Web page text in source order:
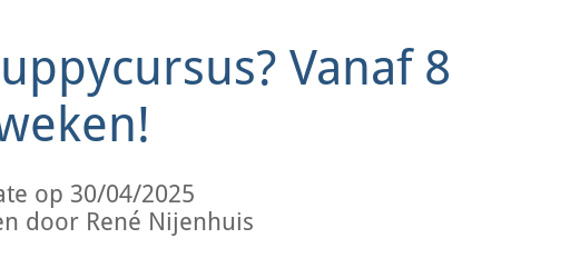
Vanaf 8
op 30/04/2025
door René Nijenhuis